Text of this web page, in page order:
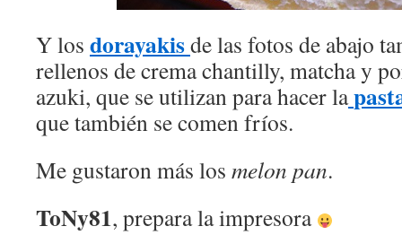
Y los dorayakisde las fotos de abajo
rellenos de crema chantilly, matcha y
azuki, que se utilizan para hacer la
que también se comen fríos.
Me gustaron más los melon pan.
ToNy81, prepara la impresora